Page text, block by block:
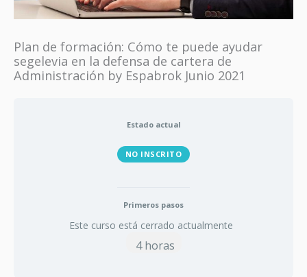
Plan de formación: Cómo te puede ayudar
segelevia en la defensa de cartera de
Administración by Espabrok Junio 2021
Estado actual
NO INSCRITO
Primeros pasos
Este curso está cerrado actualmente
4 horas